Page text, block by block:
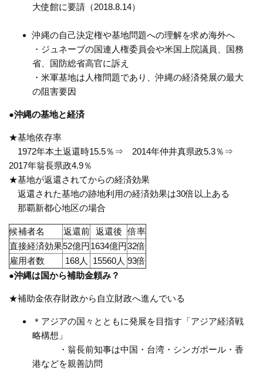
大使館に要請（2018.8.14）
沖縄の自己決定権や基地問題への理解を求め海外へ
・ジュネーブの国連人権委員会や米国上院議員、国務
省、国防総省高官に訴え
・米軍基地は人権問題であり、沖縄の経済発展の最大
の阻害要因
●沖縄の基地と経済
★基地依存率
1972年本土返還時15.5％⇒ 2014年仲井真県政5.3％⇒
2017年翁長県政4.9％
★基地が返還されてからの経済効果
返還された基地の跡地利用の経済効果は30倍以上ある
那覇新都心地区の場合
候補者名 返還前 返還後
倍率
直接経済効果52億円1634億円32倍
雇用者数
168人 15560人 93倍
●沖縄は国から補助金頼み？
★補助金依存財政から自立財政へ進んでいる
＊アジアの国々とともに発展を目指す「アジア経済戦
略構想」
・翁長前知事は中国・台湾・シンガポール・香
港などを親善訪問